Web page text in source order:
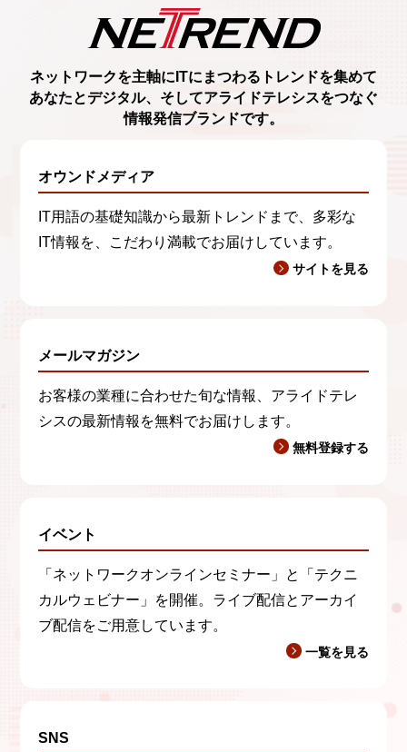
ネットワークを主軸に ITにまつわるトレンドを集めて
あなたとデジタル、 そしてアライドテレシスをつなぐ
情報発信ブランドです。
オウンドメディア
IT用語の基礎知識から最新トレンドまで、多彩な
IT情報を、こだわり満載でお届けしています。
サイトを見る
メールマガジン
お客様の業種に合わせた旬な情報、アライドテレ
シスの最新情報を無料でお届けします。
無料登録する
イベント
「ネットワークオンラインセミナー」と「テクニ
カルウェビナー」を開催。ライブ配信とアーカイ
ブ配信をご用意しています。
一覧を見る
SNS